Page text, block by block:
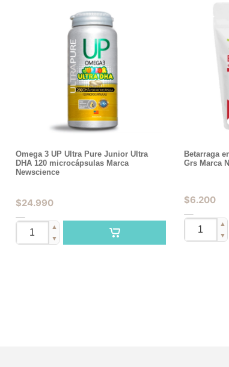
Omega 3 UP Ultra Pure Junior Ultra
DHA 120 microcápsulas Marca
Newscience
$24.990
▲
▼
Betarraga
Grs Marca
$6.200
▲
▼